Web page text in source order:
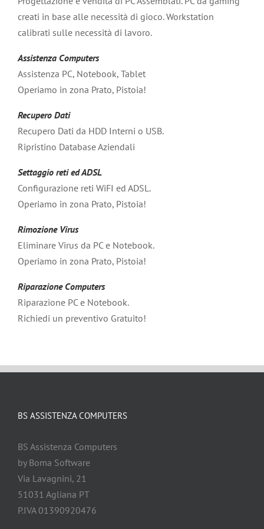
creati in base alle necessità di gioco. Workstation
calibrati sulle necessità di lavoro.
Assistenza Computers
Assistenza PC, Notebook, Tablet
Operiamo in zona Prato, Pistoia!
Recupero Dati
Recupero Dati da HDD Interni o USB.
Ripristino Database Aziendali
Settaggio reti ed ADSL
Configurazione reti WiFI ed ADSL.
Operiamo in zona Prato, Pistoia!
Rimozione Virus
Eliminare Virus da PC e Notebook.
Operiamo in zona Prato, Pistoia!
Riparazione Computers
Riparazione PC e Notebook.
Richiedi un preventivo Gratuito!
BS ASSISTENZA COMPUTERS
BS Assistenza Computers
by Boma Software
Via Lavagnini, 21
51031 Agliana PT
P.IVA 01390920476